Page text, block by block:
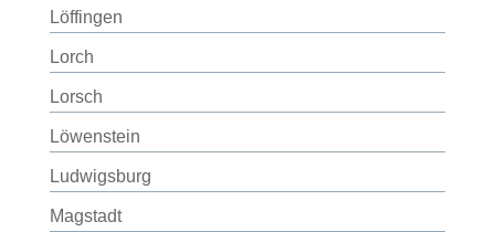
Löffingen
Lorch
Lorsch
Löwenstein
Ludwigsburg
Magstadt